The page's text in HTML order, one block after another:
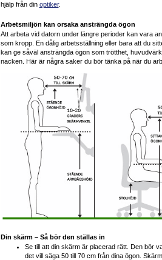
hjälp från din optiker.
Arbetsmiljön kan orsaka ansträngda ögon
Att arbeta vid datorn under längre perioder kan vara
som kropp. En dålig arbetsställning eller bara att du
kan ge såväl ansträngda ögon som trötthet,
nacken. Här är några saker du bör tänka på när du
Din skärm – Så bör den ställas in
Se till att din skärm är placerad rätt. Den bör
det vill säga 50 till 70 cm från dina ögon.